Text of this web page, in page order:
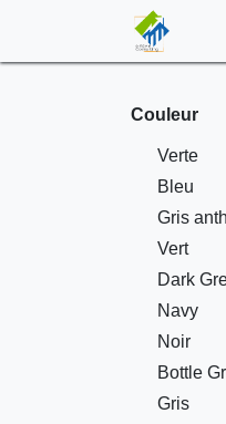
Se rendre au contenu
Couleur
Verte
Bleu
Gris
Vert
Dark
Navy
Noir
Bottle
Gris